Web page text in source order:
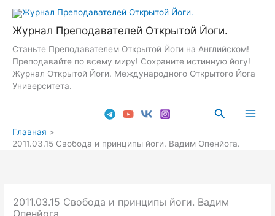
Перейти
содержимому
Журнал Преподавателей Открытой Йоги.
Станьте Преподавателем Открытой Йоги на Английском!
Преподавайте по всему миру! Сохраните истинную йогу!
Журнал Открытой Йоги. Международного Открытого Йога
Университета.
Поиск
Главная
2011.03.15 Свобода и принципы йоги. Вадим Опенйога.
2011.03.15 Свобода и принципы йоги. Вадим